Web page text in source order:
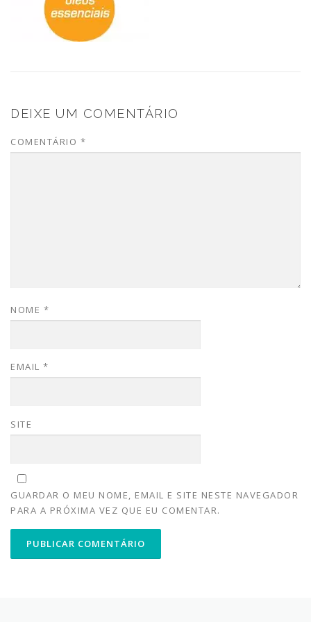
DEIXE UM COMENTÁRIO
COMENTÁRIO *
NOME *
EMAIL *
SITE
GUARDAR O MEU NOME, EMAIL E SITE NESTE NAVEGADOR
PARA A PRÓXIMA VEZ QUE EU COMENTAR.